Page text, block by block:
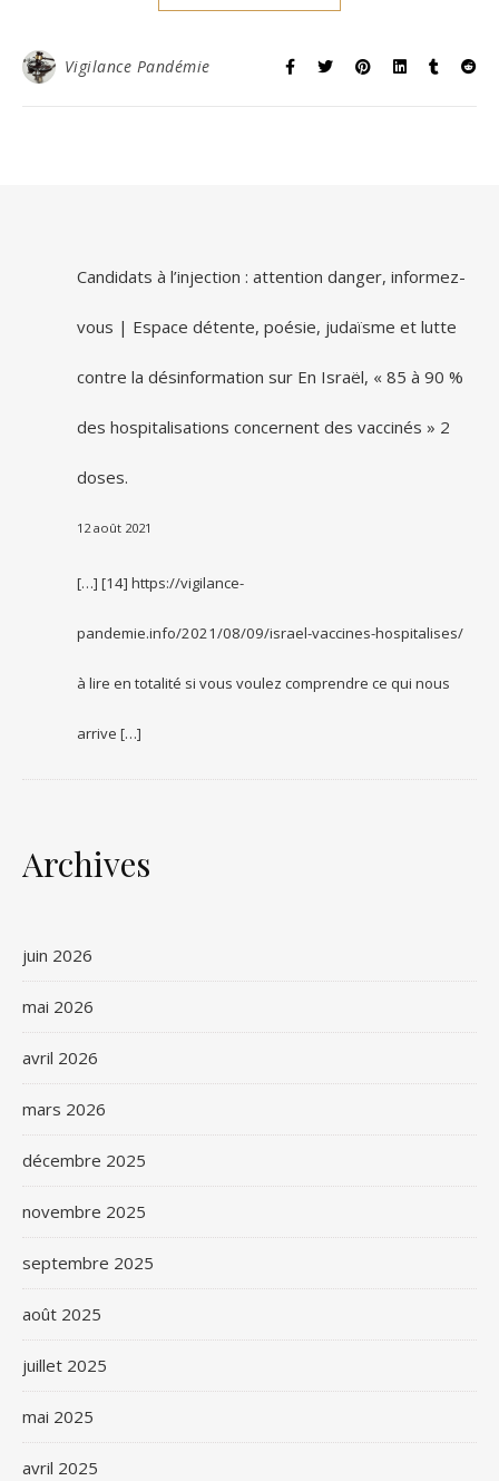
Vigilance Pandémie
Candidats à l’injection : attention danger, informez-
vous | Espace détente, poésie, judaïsme et lutte
contre la désinformation sur En Israël, « 85 à 90 %
des hospitalisations concernent des vaccinés » 2
doses.
12 août 2021
[…] [14] https://vigilance-
pandemie.info/2021/08/09/israel-vaccines-hospitalises/
à lire en totalité si vous voulez comprendre ce qui nous
arrive […]
Archives
juin 2026
mai 2026
avril 2026
mars 2026
décembre 2025
novembre 2025
septembre 2025
août 2025
juillet 2025
mai 2025
avril 2025